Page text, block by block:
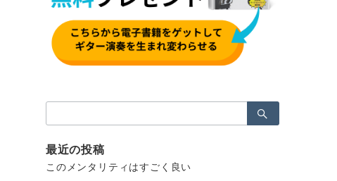
索：
最近の投稿
このメンタリティはすごく良い